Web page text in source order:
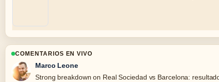
COMENTARIOS EN VIVO
Marco Leone
Strong breakdown on Real Sociedad vs Barcelona: